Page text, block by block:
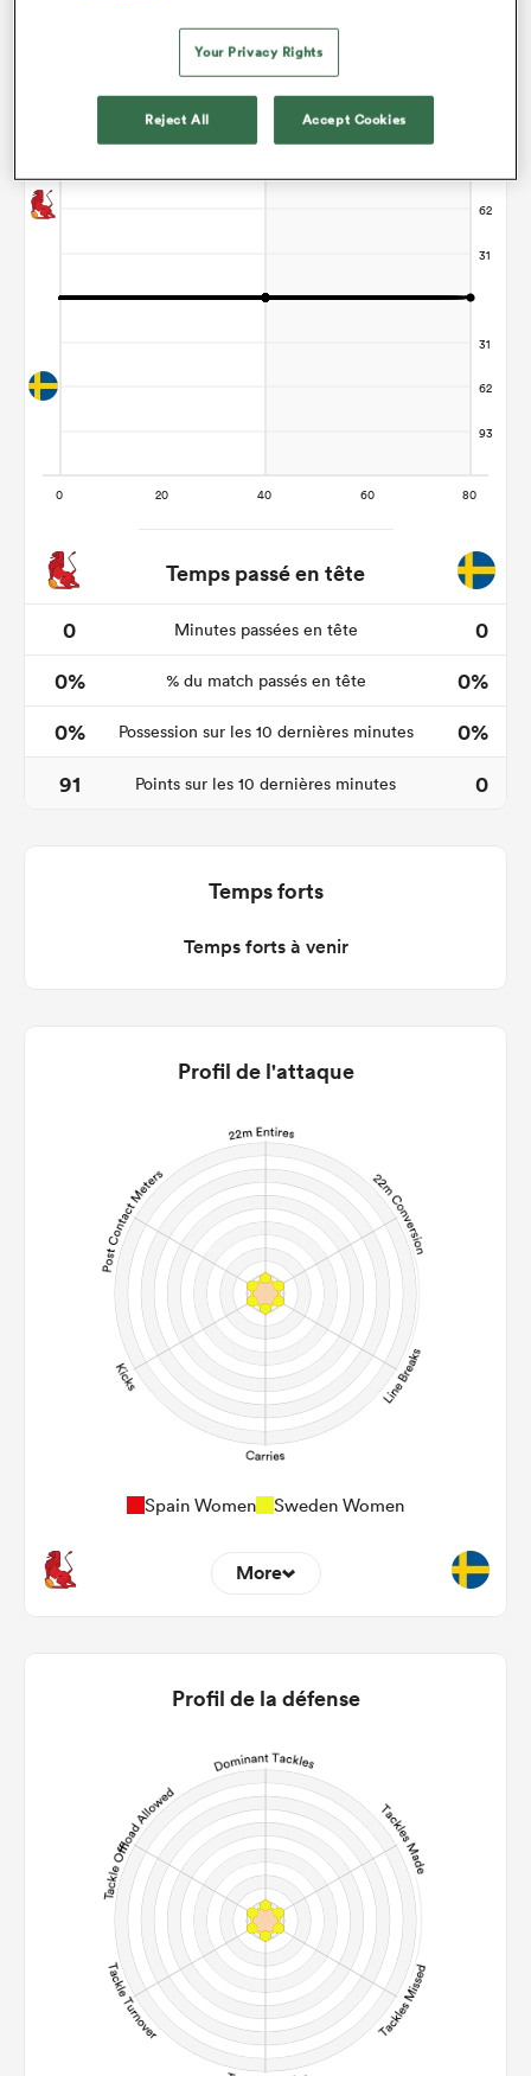
Graphique d'évolution des points
Temps passé en tête
0
Minutes passées en tête
0
0%
% du match passés en tête
0%
0%
Possession sur les 10 dernières minutes
0%
91
Points sur les 10 dernières minutes 0
Temps forts
Temps forts à venir
Profil de l'attaque
Spain Women Sweden Women
More
22m Conversion
Carries
Kicks
Post Contact Meters
Profil de la défense
Your Privacy Rights
Reject All Accept Cookies